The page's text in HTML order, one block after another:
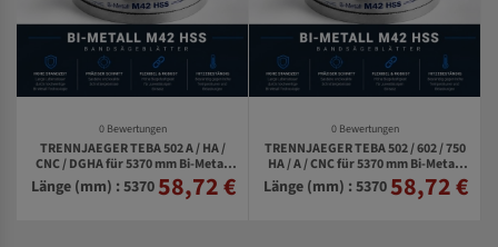
0 Bewertungen
TRENNJAEGER TEBA 502 A / HA /
CNC / DGHA für 5370 mm Bi-Metall
Bandsägeblätter
Länge (mm) : 537058,72 €
0 Bewertungen
TRENNJAEGER TEBA 502 / 602 / 750
HA / A / CNC für 5370 mm Bi-Metall
Bandsägeblätter
Länge (mm) : 537058,72 €